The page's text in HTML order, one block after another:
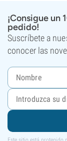
¡Consigue un
pedido!
Suscríbete a
conocer las